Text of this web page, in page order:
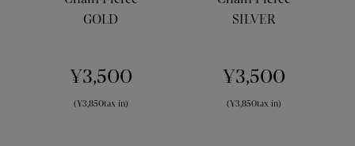
GOLD
¥3,500
(¥3,850tax in)
SILVER
¥3,500
(¥3,850tax in)